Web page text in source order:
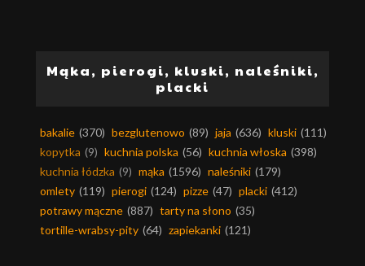
Mąka, pierogi, kluski, naleśniki,
placki
bakalie (370) bezglutenowo (89) jaja (636) kluski (111)
kopytka (9) kuchnia polska (56) kuchnia włoska (398)
kuchnia łódzka (9) mąka (1596) naleśniki (179)
omlety (119) pierogi (124) pizze (47) placki (412)
potrawy mączne (887) tarty na słono (35)
tortille-wrabsy-pity (64) zapiekanki (121)